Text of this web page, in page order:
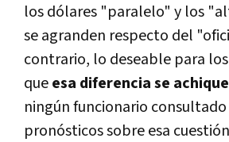
los dólares "paralelo" y los
se agranden respecto del
contrario, lo deseable para
queesa diferencia se achique
ningún funcionario
pronósticos sobre esa